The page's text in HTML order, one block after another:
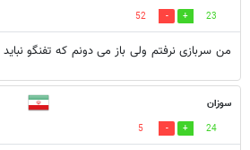
23
52
من سربازی نرفتم ولی باز می دونم که تفنگو
سوزان
24
5